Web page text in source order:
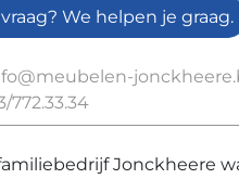
We helpen je graag.
772.33.34
Jonckheere